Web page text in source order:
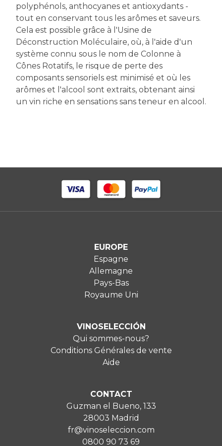
polyphénols, anthocyanes et antioxydants -
tout en conservant tous les arômes et saveurs.
Cela est possible grâce à l'Usine de
Déconstruction Moléculaire, où, à l'aide d'un
système connu sous le nom de Colonne à
Cônes Rotatifs, le risque de perte des
composants sensoriels est minimisé et où les
arômes et l'alcool sont extraits, obtenant ainsi
un vin riche en sensations sans teneur en alcool.
EUROPE
Espagne
Allemagne
Pays-Bas
Royaume Uni
VINOSELECCIÓN
Qui sommes-nous?
Conditions Générales de vente
Aide
CONTACT
Guzman el Bueno, 133
28003 Madrid
fr@vinoseleccion.com
0800 90 73 69